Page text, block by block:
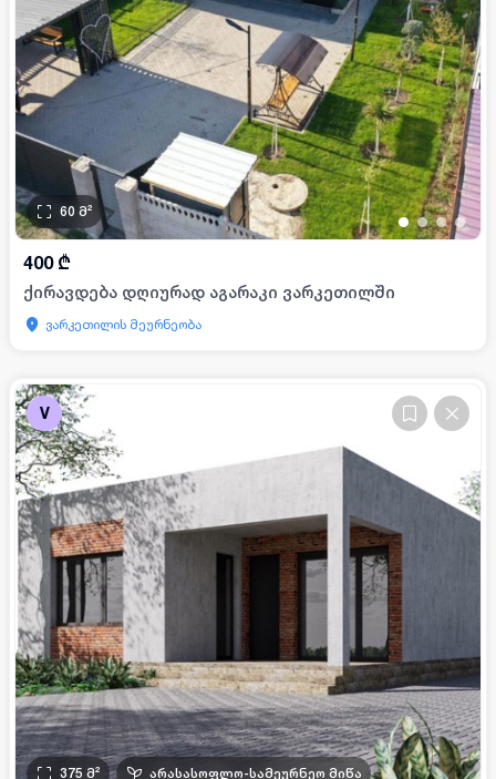
••••
60 მ²
400 ₾
ქირავდება დღიურად აგარაკი ვარკეთილში
ვარკეთილის მეურნეობა
V
375 მ² არასასოფლო-სამეურნეო მიწა